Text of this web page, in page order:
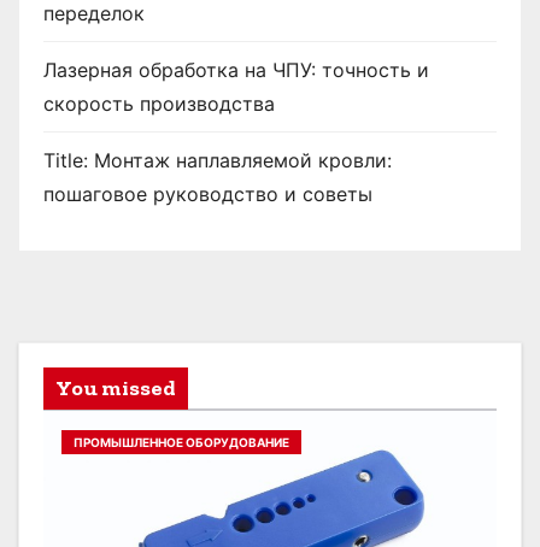
переделок
Лазерная обработка на ЧПУ: точность и
скорость производства
Title: Монтаж наплавляемой кровли:
пошаговое руководство и советы
You missed
ПРОМЫШЛЕННОЕ ОБОРУДОВАНИЕ